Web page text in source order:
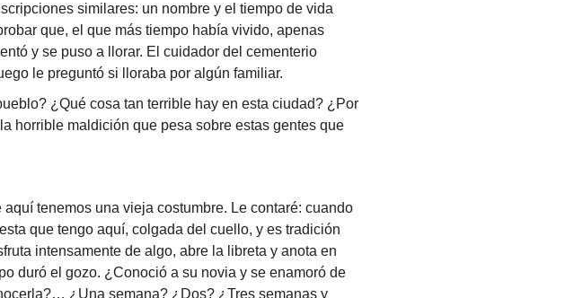
similares: un nombre y el tiempo de vida
que, el que más tiempo había vivido, apenas
y se puso a llorar. El cuidador del cementerio
le preguntó si lloraba por algún familiar.
¿Qué cosa tan terrible hay en esta ciudad? ¿Por
horrible maldición que pesa sobre estas gentes que
tenemos una vieja costumbre. Le contaré: cuando
que tengo aquí, colgada del cuello, y es tradición
intensamente de algo, abre la libreta y anota en
duró el gozo. ¿Conoció a su novia y se enamoró de
¿Una semana? ¿Dos? ¿Tres semanas y